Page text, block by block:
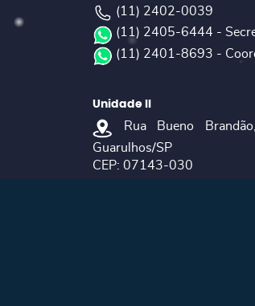
(11) 2402-0039
(11) 2405-6444 -
(11) 2401-8693 -
Unidade II
Rua Bueno
Guarulhos/SP
CEP: 07143-030